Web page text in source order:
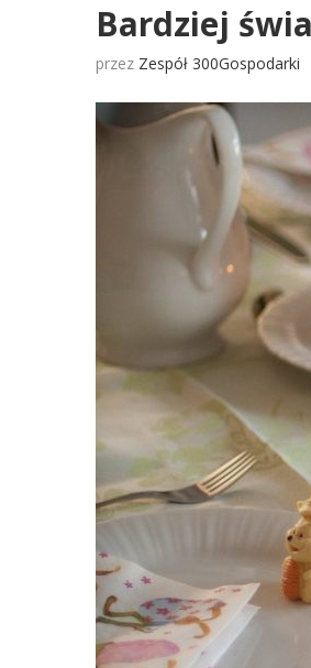
Bardziej
przez Zespół 300Gospodarki